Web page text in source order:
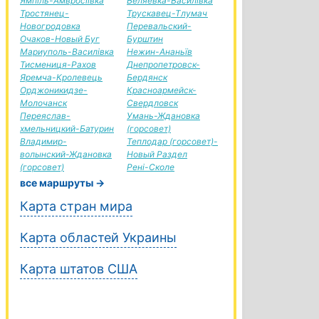
Тростянец-
Новогродовка
Очаков-Новый Буг
Мариуполь-Василівка
Тисмениця-Рахов
Яремча-Кролевець
Орджоникидзе-
Молочанск
Переяслав-
хмельницкий-Батурин
Владимир-
волынский-Ждановка
(горсовет)
Трускавец-Тлумач
Перевальский-
Бурштин
Нежин-Ананьїв
Днепропетровск-
Бердянск
Красноармейск-
Свердловск
Умань-Ждановка
(горсовет)
Теплодар (горсовет)-
Новый Раздел
Рені-Сколе
все маршруты →
Карта стран мира
Карта областей Украины
Карта штатов США